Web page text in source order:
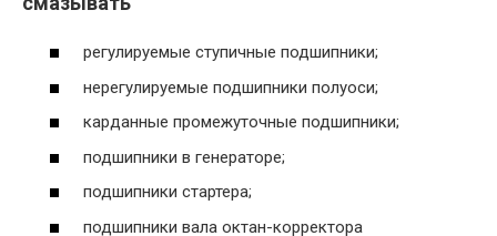
регулируемые ступичные подшипники;
нерегулируемые подшипники полуоси;
карданные промежуточные подшипники;
подшипники в генераторе;
подшипники стартера;
подшипники вала октан-корректора